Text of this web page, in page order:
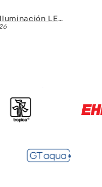
Fluval - Iluminación LED Nano Reef 4.0 de 25W